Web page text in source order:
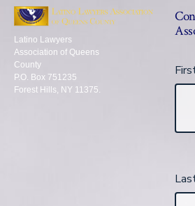
Latino Lawyers
Association of Queens
County
P.O. Box 751235
Forest Hills, NY 11375.